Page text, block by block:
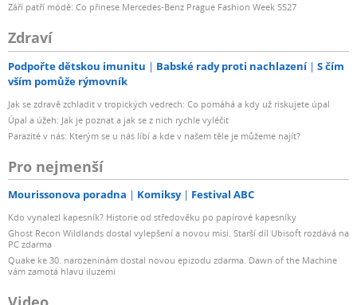
Září patří módě: Co přinese Mercedes-Benz Prague Fashion Week SS27
Zdraví
Podpořte dětskou imunitu Babské rady proti nachlazení
S čím
vším pomůže rýmovník
Jak se zdravě zchladit v tropických vedrech: Co pomáhá a kdy už riskujete úpal
Úpal a úžeh: Jak je poznat a jak se z nich rychle vyléčit
Parazité v nás: Kterým se u nás líbí a kde v našem těle je můžeme najít?
Pro nejmenší
Mourissonova poradna Komiksy Festival ABC
Kdo vynalezl kapesník? Historie od středověku po papírové kapesníky
Ghost Recon Wildlands dostal vylepšení a novou misi. Starší díl Ubisoft rozdává na
PC zdarma
Quake ke 30. narozeninám dostal novou epizodu zdarma. Dawn of the Machine
vám zamotá hlavu iluzemi